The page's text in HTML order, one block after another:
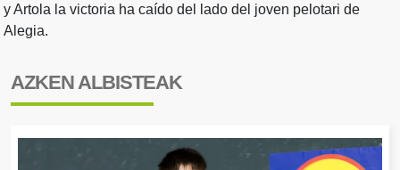
y Artola la victoria ha caído del lado del joven pelotari de
Alegia.
AZKEN ALBISTEAK